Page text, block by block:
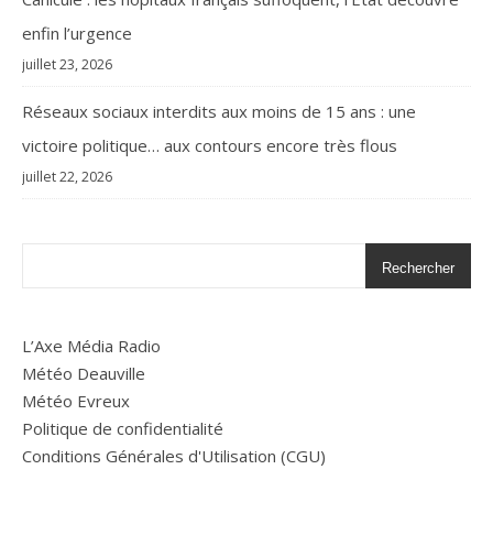
enfin l’urgence
juillet 23, 2026
Réseaux sociaux interdits aux moins de 15 ans : une
victoire politique… aux contours encore très flous
juillet 22, 2026
Rechercher
L’Axe Média Radio
Météo Deauville
Météo Evreux
Politique de confidentialité
Conditions Générales d'Utilisation (CGU)